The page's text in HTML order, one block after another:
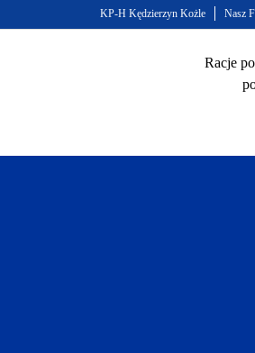
KP-H Kędzierzyn Kożle Nasz
Racje